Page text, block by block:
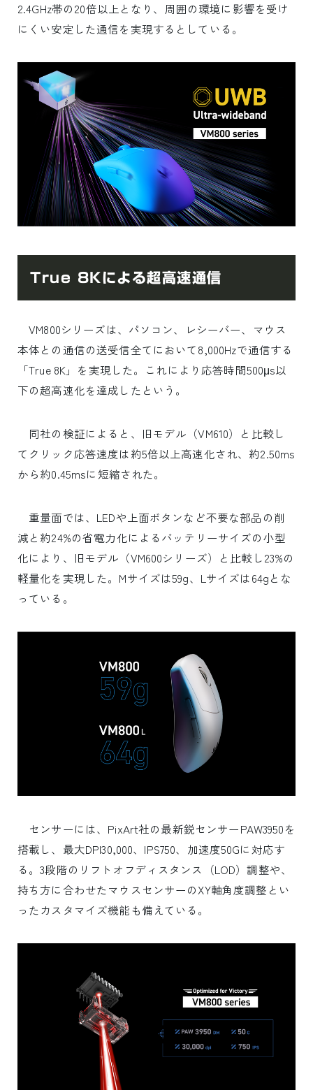
2.4GHz帯の20倍以上となり、周囲の環境に影響を受け
にくい安定した通信を実現するとしている。
True 8Kによる超高速通信
VM800シリーズは、パソコン、レシーバー、マウス
本体との通信の送受信全てにおいて8,000Hzで通信する
「True 8K」を実現した。これにより応答時間500μs以
下の超高速化を達成したという。
同社の検証によると、旧モデル（VM610）と比較し
てクリック応答速度は約5倍以上高速化され、約2.50ms
から約0.45msに短縮された。
重量面では、LEDや上面ボタンなど不要な部品の削
減と約24%の省電力化によるバッテリーサイズの小型
化により、旧モデル（VM600シリーズ）と比較し23%の
軽量化を実現した。Mサイズは59g、Lサイズは64gとな
っている。
センサーには、PixArt社の最新鋭センサーPAW3950を
搭載し、最大DPI30,000、IPS750、加速度50Gに対応す
る。3段階のリフトオフディスタンス（LOD）調整や、
持ち方に合わせたマウスセンサーのXY軸角度調整とい
ったカスタマイズ機能も備えている。